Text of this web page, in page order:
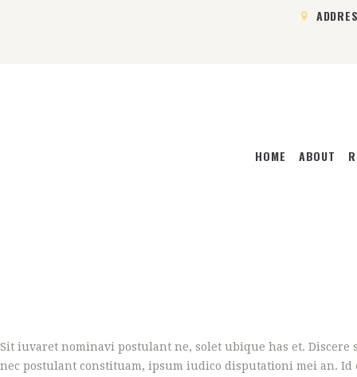
HOME ABOUT
CONTACT US
Sit iuvaret nominavi postulant ne, solet ubique has et.
nec postulant constituam, ipsum iudico disputationi mei an.